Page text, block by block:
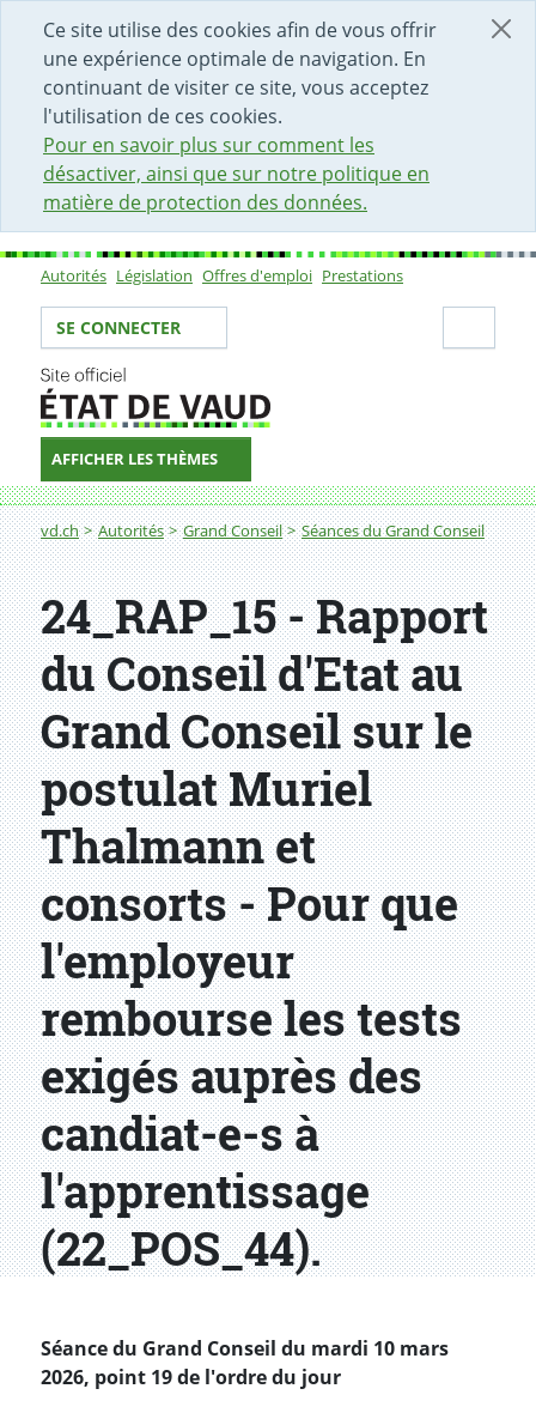
Ce site utilise des cookies afin de vous offrir
une expérience optimale de navigation. En
continuant de visiter ce site, vous acceptez
l'utilisation de ces cookies.
Pour en savoir plus sur comment les
désactiver, ainsi que sur notre politique en
matière de protection des données.
DÉBUT DU CONTENU DE LA PAGE
ACCÈS AU CHAMP DE RECHERCHE
PAGE D'ACCUEIL
FORMULAIRE DE CONTACT
Sous-navigation
Autorités Législation Offres d'emploi Prestations
Votre identité
SE CONNECTER
AFFICHER LES THÈMES
Fil d'Ariane
vd.ch Autorités Grand Conseil Séances du Grand Conseil
24_RAP_15 - Rapport
du Conseil d'Etat au
Grand Conseil sur le
postulat Muriel
Thalmann et
consorts - Pour que
l'employeur
rembourse les tests
exigés auprès des
candiat-e-s à
l'apprentissage
(22_POS_44).
Séance du Grand Conseil du mardi 10 mars
2026, point 19 de l'ordre du jour